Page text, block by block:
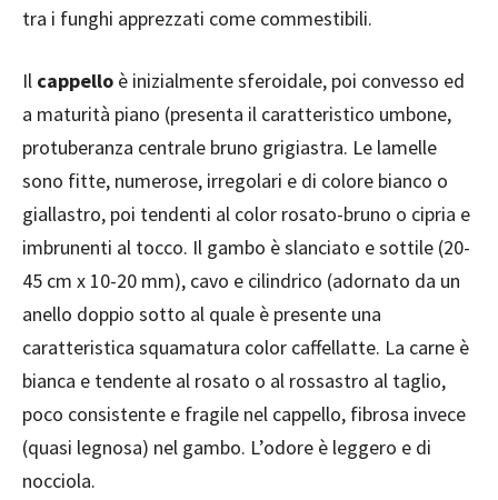
tra i funghi apprezzati come commestibili.
Il cappello è inizialmente sferoidale, poi convesso ed
a maturità piano (presenta il caratteristico umbone,
protuberanza centrale bruno grigiastra. Le lamelle
sono fitte, numerose, irregolari e di colore bianco o
giallastro, poi tendenti al color rosato-bruno o cipria e
imbrunenti al tocco. Il gambo è slanciato e sottile (20-
45 cm x 10-20 mm), cavo e cilindrico (adornato da un
anello doppio sotto al quale è presente una
caratteristica squamatura color caffellatte. La carne è
bianca e tendente al rosato o al rossastro al taglio,
poco consistente e fragile nel cappello, fibrosa invece
(quasi legnosa) nel gambo. L’odore è leggero e di
nocciola.